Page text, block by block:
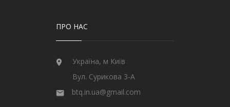
ПРО НАС
Україна, м Київ
Вул. Сурикова 3-А
btq.in.ua@gmail.com